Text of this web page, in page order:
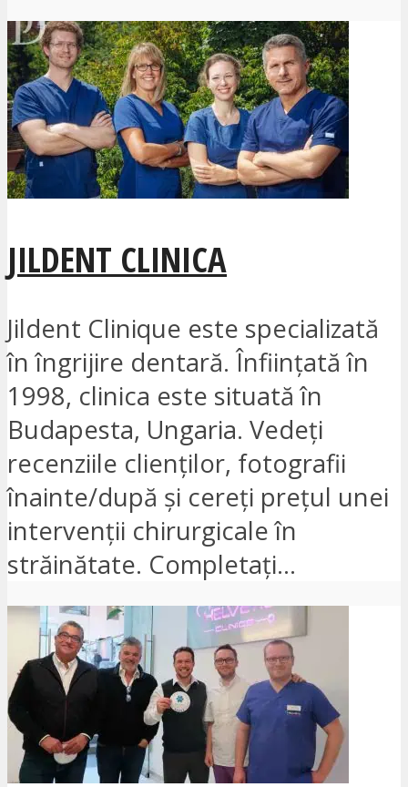
JILDENT CLINICA
Jildent Clinique este specializată
în îngrijire dentară. Înființată în
1998, clinica este situată în
Budapesta, Ungaria. Vedeți
recenziile clienților, fotografii
înainte/după și cereți prețul unei
intervenții chirurgicale în
străinătate. Completați...